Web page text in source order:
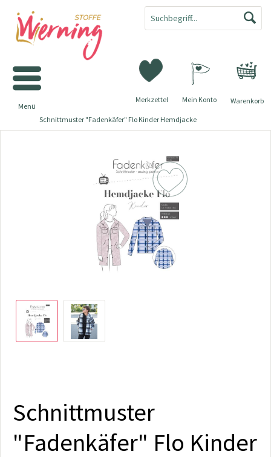
Warenkorb
Merkzettel Mein Konto
Menü
Schnittmuster "Fadenkäfer" Flo Kinder Hemdjacke
Schnittmuster
"Fadenkäfer" Flo Kinder